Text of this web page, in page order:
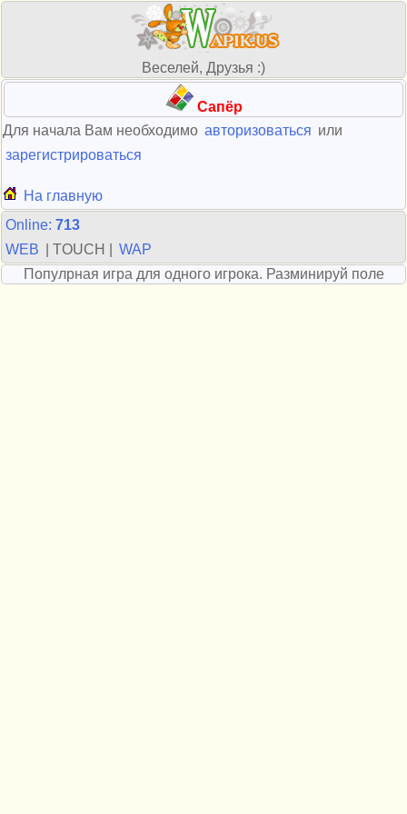
Веселей, Друзья :)
Сапёр
Для начала Вам необходимо авторизоваться или
зарегистрироваться
На главную
Online: 713
WEB
| TOUCH |
WAP
Популрная игра для одного игрока. Разминируй поле